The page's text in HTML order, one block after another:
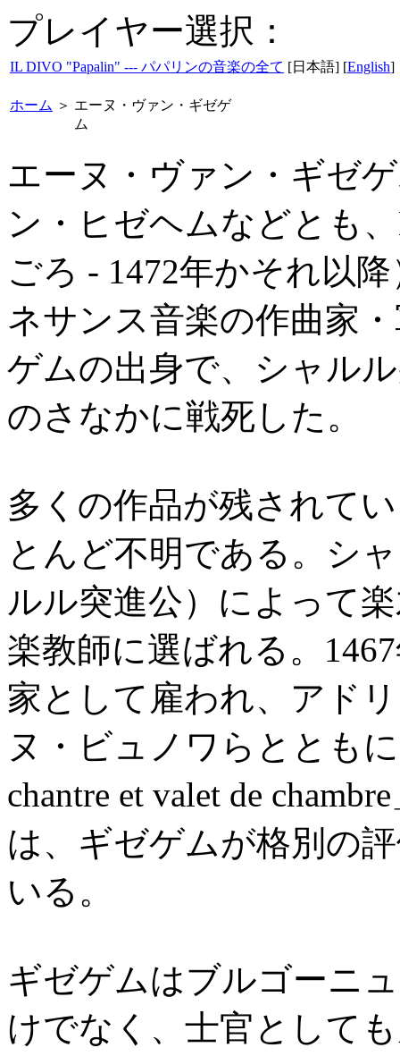
プレイヤー選択：
IL DIVO "Papalin" --- パパリンの音楽の全て [日本語] [English]
ホーム ＞ エーヌ・ヴァン・ギゼゲ
ム
エーヌ・ヴァン・ギゼ
ン・ヒゼヘムなどとも、
ごろ - 1472年かそれ以
ネサンス音楽の作曲家
ゲムの出身で、シャル
のさなかに戦死した。
多くの作品が残されて
とんど不明である。シ
ルル突進公）によって
楽教師に選ばれる。
家として雇われ、アド
ヌ・ビュノワらととも
chantre et valet de
は、ギゼゲムが格別の
いる。
ギゼゲムはブルゴーニ
けでなく、士官として